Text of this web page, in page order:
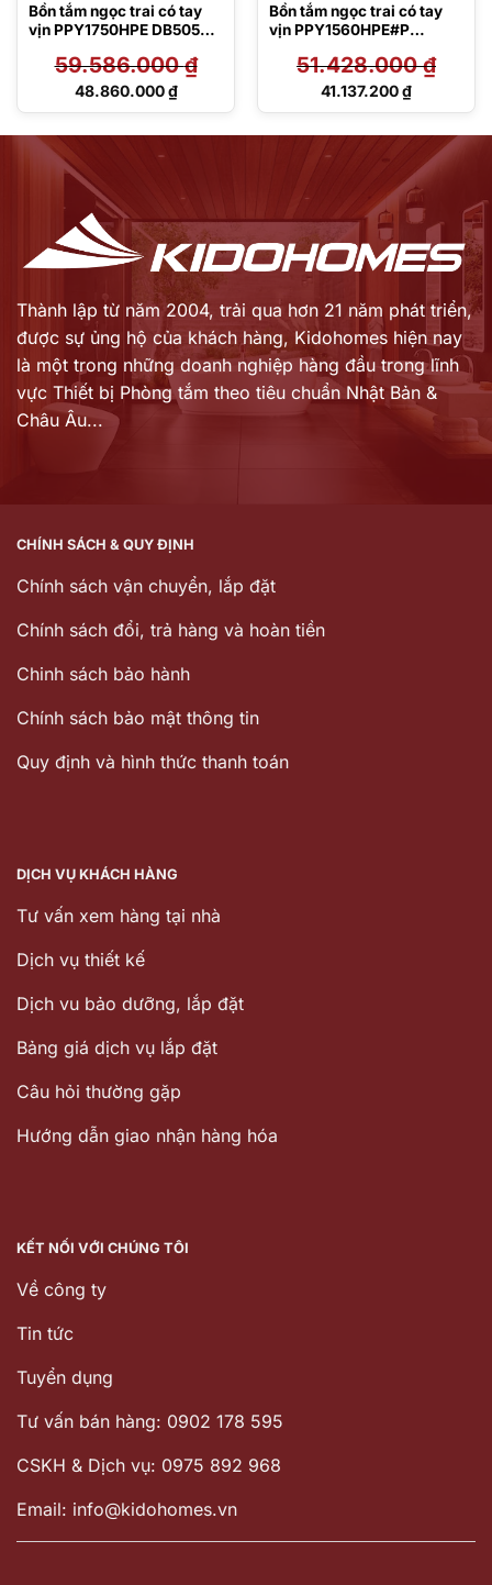
Bồn tắm ngọc trai có tay
vịn PPY1750HPE DB505R-
59.586.000₫
Giá
48.860.000₫
Giá
Bồn tắm ngọc trai có tay
vịn PPY1560HPE#P
51.428.000₫
Giá
51.428.000 ₫.
41.137.200₫
Giá
41.137.200 ₫.
Thành lập từ năm 2004, trải qua hơn 21 năm phát triển,
được sự ủng hộ của khách hàng, Kidohomes hiện nay
là một trong những doanh nghiệp hàng đầu trong lĩnh
vực Thiết bị Phòng tắm theo tiêu chuẩn Nhật Bản &
Châu Âu...
CHÍNH SÁCH & QUY ĐỊNH
Chính sách vận chuyển, lắp đặt
Chính sách đổi, trả hàng và hoàn tiền
Chinh sách bảo hành
Chính sách bảo mật thông tin
Quy định và hình thức thanh toán
DỊCH VỤ KHÁCH HÀNG
Tư vấn xem hàng tại nhà
Dịch vụ thiết kế
Dịch vu bảo dưỡng, lắp đặt
Bảng giá dịch vụ lắp đặt
Câu hỏi thường gặp
Hướng dẫn giao nhận hàng hóa
KẾT NỐI VỚI CHÚNG TÔI
Về công ty
Tin tức
Tuyển dụng
Tư vấn bán hàng: 0902 178 595
CSKH & Dịch vụ: 0975 892 968
Email: info@kidohomes.vn